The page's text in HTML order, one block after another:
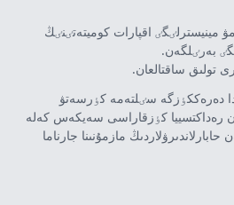
مينيسترلٸگٸ اقپارات كوميتەتٸنٸڭ
تولىق ساقتالعان.
دەرەككٶزگە سٸلتەمە كٶرسەتۋ
رەداكتسييا كٶزقاراسى سەيكەس كەلە
مازمۇنىنا جارناما